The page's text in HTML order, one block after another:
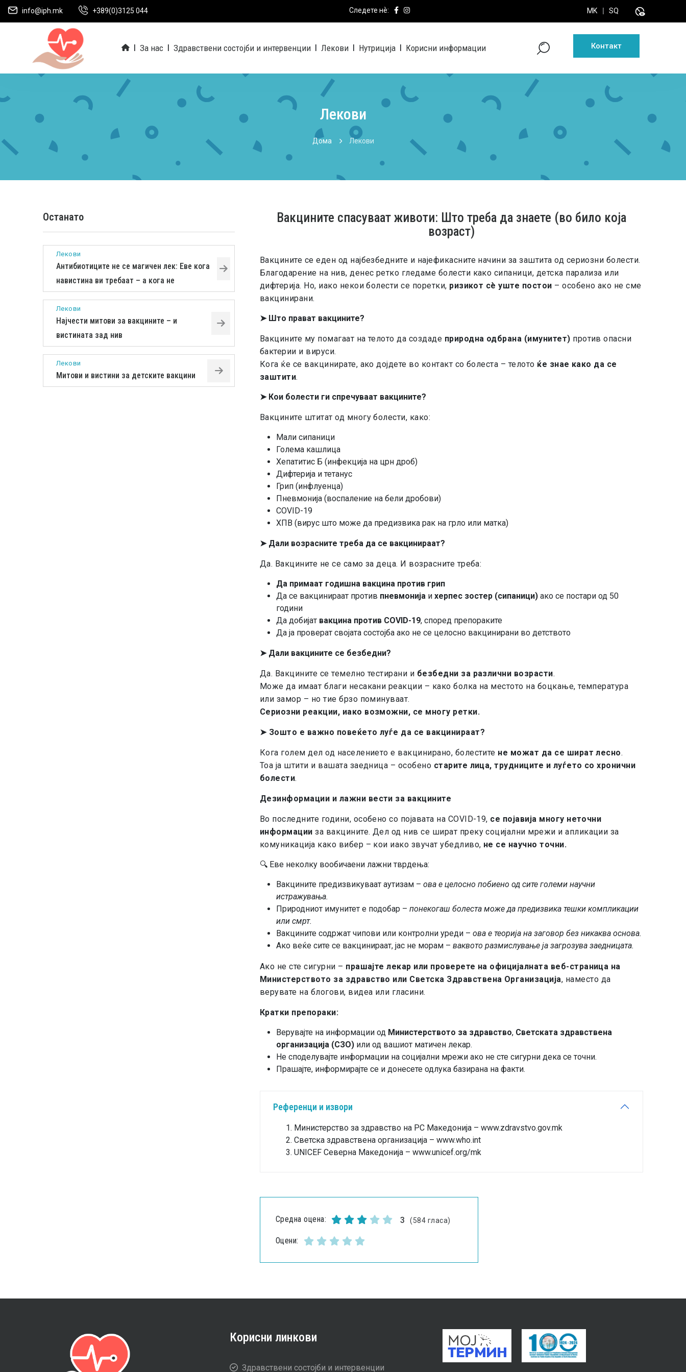
info@iph.mk +389(0)3125 044 Следете нѐ: MK SQ disabled_visible
За нас Здравствени состојби и интервенции Лекови Нутриција Корисни информации Контакт
Лекови
Дома Лекови
Останато
Лекови
Антибиотиците не се магичен лек: Еве кога
навистина ви требаат – а кога не
Лекови
Најчести митови за вакцините – и
вистината зад нив
Лекови
Митови и вистини за детските вакцини
Вакцините спасуваат животи: Што треба да знаете (во било која
возраст)
Вакцините се еден од најбезбедните и најефикасните начини за заштита од сериозни болести.
Благодарение на нив, денес ретко гледаме болести како сипаници, детска парализа или
дифтерија. Но, иако некои болести се поретки, ризикот сè уште постои – особено ако не сме
вакцинирани.
➤Што прават вакцините?
Вакцините му помагаат на телото да создаде природна одбрана (имунитет) против опасни
бактерии и вируси.
Кога ќе се вакцинирате, ако дојдете во контакт со болеста – телото ќе знае како да се
заштити.
➤Кои болести ги спречуваат вакцините?
Вакцините штитат од многу болести, како:
Мали сипаници
Голема кашлица
Хепатитис Б (инфекција на црн дроб)
Дифтерија и тетанус
Грип (инфлуенца)
Пневмонија (воспаление на бели дробови)
COVID-19
ХПВ (вирус што може да предизвика рак на грло или матка)
➤Дали возрасните треба да се вакцинираат?
Да. Вакцините не се само за деца. И возрасните треба:
Да примаат годишна вакцина против грип
Да се вакцинираат против пневмонија и херпес зостер (сипаници) ако се постари од 50
години
Да добијат вакцина против COVID-19, според препораките
Да ја проверат својата состојба ако не се целосно вакцинирани во детството
➤Дали вакцините се безбедни?
Да. Вакцините се темелно тестирани и безбедни за различни возрасти.
Може да имаат благи несакани реакции – како болка на местото на боцкање, температура
или замор – но тие брзо поминуваат.
Сериозни реакции, иако возможни, се многу ретки.
➤Зошто е важно повеќето луѓе да се вакцинираат?
Кога голем дел од населението е вакцинирано, болестите не можат да се шират лесно.
Тоа ја штити и вашата заедница – особено старите лица, трудниците и луѓето со хронични
болести.
Дезинформации и лажни вести за вакцините
Во последните години, особено со појавата на COVID-19, се појавија многу неточни
информации за вакцините. Дел од нив се шират преку социјални мрежи и апликации за
комуникација како вибер – кои иако звучат убедливо, не се научно точни.
🔍 Еве неколку вообичаени лажни тврдења:
Вакцините предизвикуваат аутизам – ова е целосно побиено од сите големи научни
истражувања.
Природниот имунитет е подобар – понекогаш болеста може да предизвика тешки компликации
или смрт.
Вакцините содржат чипови или контролни уреди – ова е теорија на заговор без никаква основа.
Ако веќе сите се вакцинираат, јас не морам – ваквото размислување ја загрозува заедницата.
Ако не сте сигурни – прашајте лекар или проверете на официјалната веб-страница на
Министерството за здравство или Светска Здравствена Организација, наместо да
верувате на блогови, видеа или гласини.
Кратки препораки:
Верувајте на информации од Министерството за здравство, Светската здравствена
организација (СЗО) или од вашиот матичен лекар.
Не споделувајте информации на социјални мрежи ако не сте сигурни дека се точни.
Прашајте, информирајте се и донесете одлука базирана на факти.
Референци и извори
Министерство за здравство на РС Македонија – www.zdravstvo.gov.mk
Светска здравствена организација – www.who.int
UNICEF Северна Македонија – www.unicef.org/mk
Средна оцена: 3 (584 гласа)
Оцени:
Корисни линкови
Здравствени состојби и интервенции